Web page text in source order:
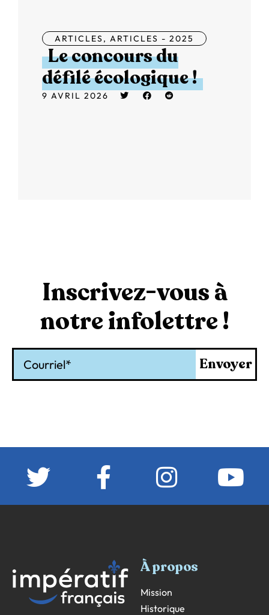
ARTICLES, ARTICLES - 2025
Le concours du
défilé écologique !
9 AVRIL 2026
Inscrivez-vous à
notre infolettre !
Envoyer
À propos
Mission
Historique